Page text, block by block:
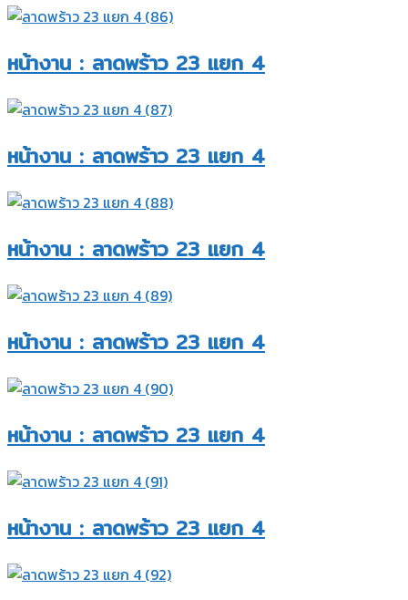
หน้างาน : ลาดพร้าว 23 แยก 4​
หน้างาน : ลาดพร้าว 23 แยก 4​
หน้างาน : ลาดพร้าว 23 แยก 4​
หน้างาน : ลาดพร้าว 23 แยก 4​
หน้างาน : ลาดพร้าว 23 แยก 4​
หน้างาน : ลาดพร้าว 23 แยก 4​